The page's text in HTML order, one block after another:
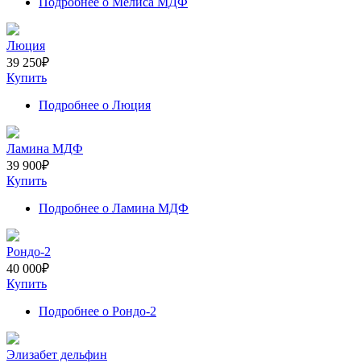
Люция
39 250₽
Купить
Подробнее о Люция
Ламина МДФ
39 900₽
Купить
Подробнее о Ламина МДФ
Рондо-2
40 000₽
Купить
Подробнее о Рондо-2
Элизабет дельфин